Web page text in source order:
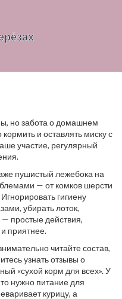
но забота о домашнем
и оставлять миску с
участие, регулярный
пушистый лежебока на
— от комков шерсти
гигиену
убирать лоток,
простые действия,
приятнее.
читайте состав,
узнать отзывы о
«сухой корм для всех». У
нужно питание для
курицу, а